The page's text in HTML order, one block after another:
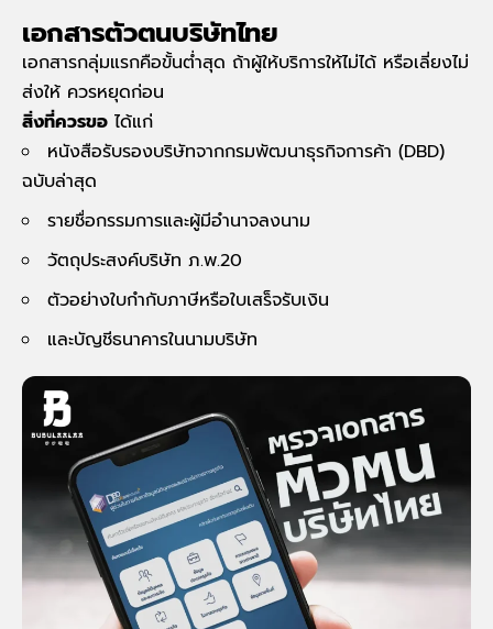
เอกสารตัวตนบริษัทไทย
เอกสารกลุ่มแรกคือขั้นต่ำสุด ถ้าผู้ให้บริการให้ไม่ได้ หรือเลี่ยงไม่
ส่งให้ ควรหยุดก่อน
สิ่งที่ควรขอ ได้แก่
หนังสือรับรองบริษัทจากกรมพัฒนาธุรกิจการค้า (DBD)
ฉบับล่าสุด
รายชื่อกรรมการและผู้มีอำนาจลงนาม
วัตถุประสงค์บริษัท ภ.พ.20
ตัวอย่างใบกำกับภาษีหรือใบเสร็จรับเงิน
และบัญชีธนาคารในนามบริษัท